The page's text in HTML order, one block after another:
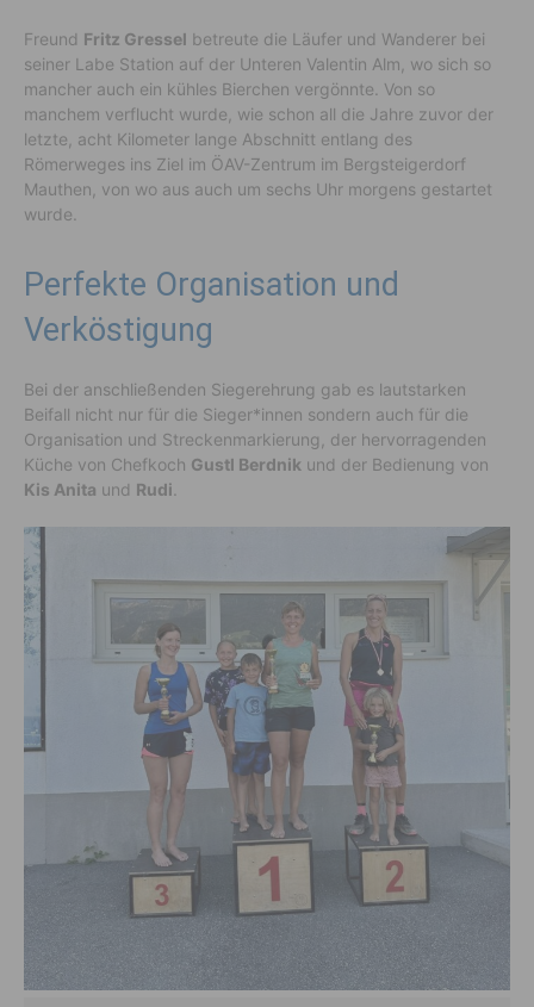
Freund Fritz Gressel betreute die Läufer und Wanderer bei
seiner Labe Station auf der Unteren Valentin Alm, wo sich so
mancher auch ein kühles Bierchen vergönnte. Von so
manchem verflucht wurde, wie schon all die Jahre zuvor der
letzte, acht Kilometer lange Abschnitt entlang des
Römerweges ins Ziel im ÖAV-Zentrum im Bergsteigerdorf
Mauthen, von wo aus auch um sechs Uhr morgens gestartet
wurde.
Perfekte Organisation und
Verköstigung
Bei der anschließenden Siegerehrung gab es lautstarken
Beifall nicht nur für die Sieger*innen sondern auch für die
Organisation und Streckenmarkierung, der hervorragenden
Küche von Chefkoch Gustl Berdnik und der Bedienung von
Kis Anita und Rudi